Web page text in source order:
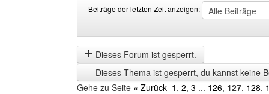
Beiträge der letzten Zeit anzeigen:
der
letzten
Zeit
anzeigen
by
Dieses Forum ist gesperrt.
Dieses Thema ist gesperrt, du kannst keine
Gehe zu Seite « Zurück 1 , 2, 3 ... 126, 127, 128,